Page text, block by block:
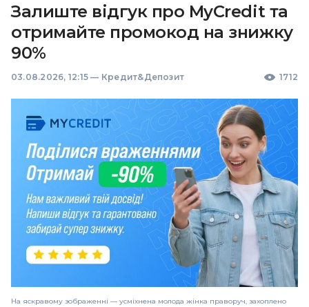
Залиште відгук про MyCredit та
отримайте промокод на знижку
90%
03.08.2026, 12:15 — Кредит&Депозит 1712
На яскравому зображенні — усміхнена молода жінка праворуч, захоплено